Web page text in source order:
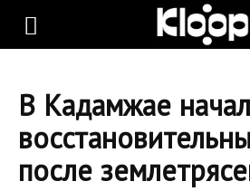
KLOOP.KG
Новости
В Кадамжае
после